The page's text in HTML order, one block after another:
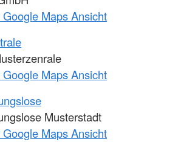
Maps Ansicht
Maps Ansicht
Musterstadt
Maps Ansicht